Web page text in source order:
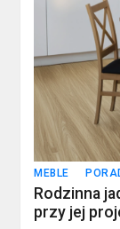
MEBLE
Rodzinna
przy jej